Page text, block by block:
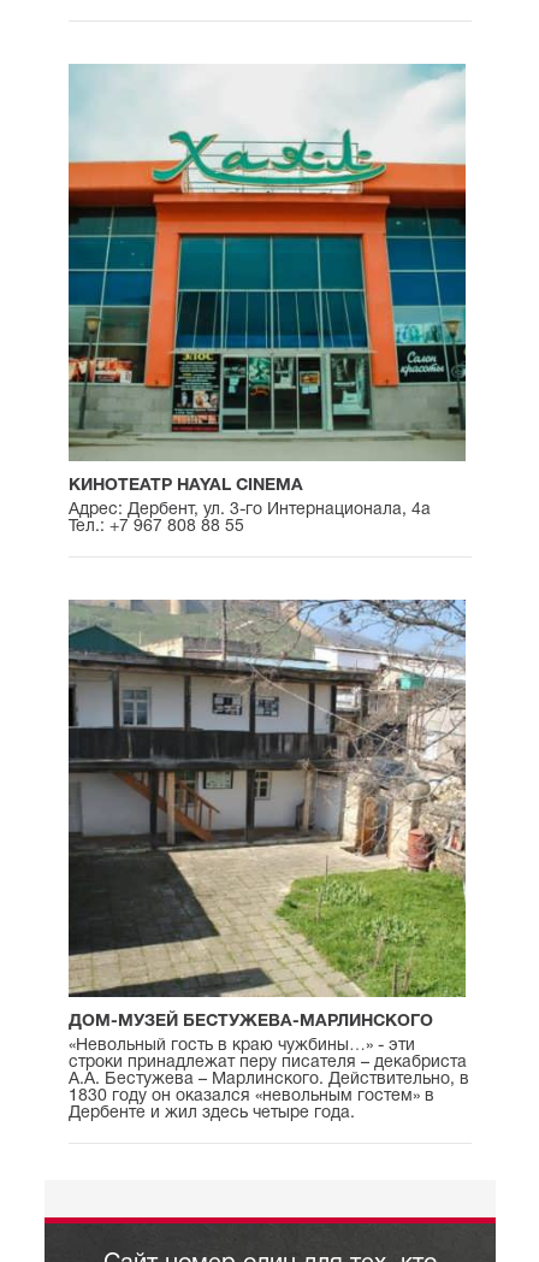
КИНОТЕАТР HAYAL CINEMA
Адрес: Дербент, ул. 3-го Интернационала, 4а
Тел.: +7 967 808 88 55
ДОМ-МУЗЕЙ БЕСТУЖЕВА-МАРЛИНСКОГО
«Невольный гость в краю чужбины…» - эти
строки принадлежат перу писателя – декабриста
А.А. Бестужева – Марлинского. Действительно, в
1830 году он оказался «невольным гостем» в
Дербенте и жил здесь четыре года.